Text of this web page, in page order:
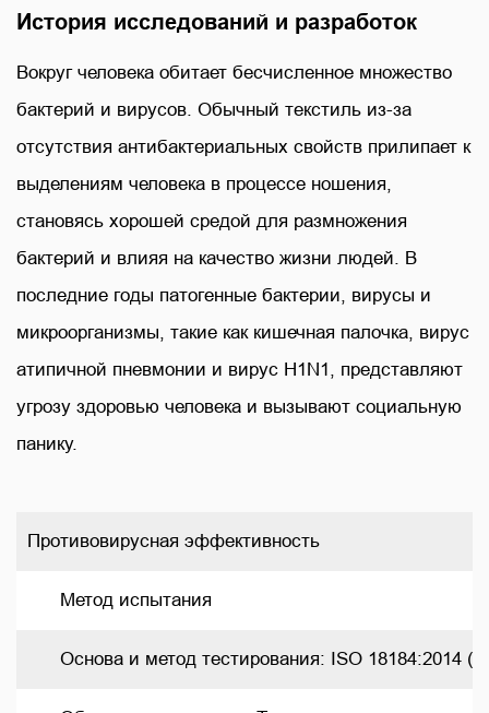
История исследований и разработок
Вокруг человека обитает бесчисленное множество
бактерий и вирусов. Обычный текстиль из-за
отсутствия антибактериальных свойств прилипает к
выделениям человека в процессе ношения,
становясь хорошей средой для размножения
бактерий и влияя на качество жизни людей. В
последние годы патогенные бактерии, вирусы и
микроорганизмы, такие как кишечная палочка, вирус
атипичной пневмонии и вирус H1N1, представляют
угрозу здоровью человека и вызывают социальную
панику.
Противовирусная эффективность
      Метод испытания
Основа и метод тестирования: ISO 18184:2014